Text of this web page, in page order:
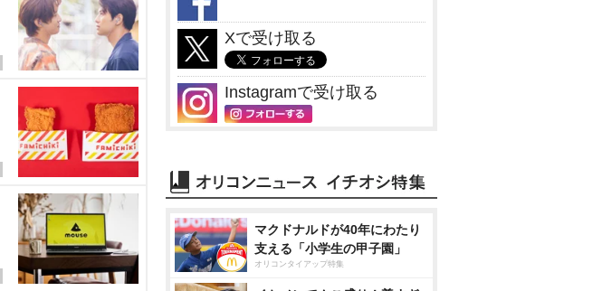
Xで受け取る
Instagramで受け取る
マクドナルドが40年にわたり
支える「小学生の甲子園」
オリコンタイアップ特集